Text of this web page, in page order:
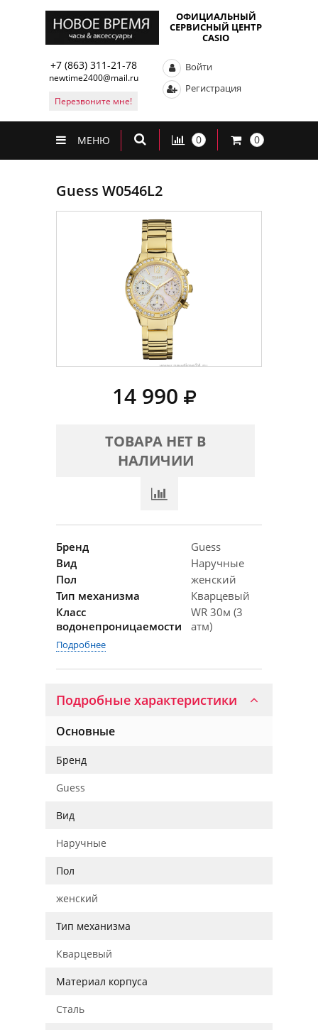
ОФИЦИАЛЬНЫЙ
СЕРВИСНЫЙ ЦЕНТР
CASIO
+7 (863) 311-21-78
newtime2400@mail.ru
Перезвоните мне!
Войти
Регистрация
МЕНЮ 0 0
Guess W0546L2
14 990
ТОВАРА НЕТ В
НАЛИЧИИ
Бренд
Guess
Вид
Наручные
Пол
женский
Тип механизма
Кварцевый
Класс
водонепроницаемости
WR 30м (3
атм)
Подробнее
Подробные характеристики
Основные
Бренд
Guess
Вид
Наручные
Пол
женский
Тип механизма
Кварцевый
Материал корпуса
Сталь